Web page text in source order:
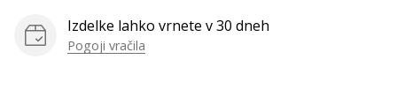
Izdelke lahko vrnete v 30 dneh
Pogoji vračila